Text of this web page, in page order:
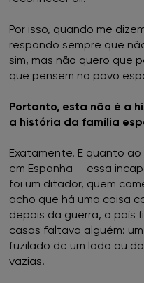
Por isso, quando me
respondo sempre que
sim, mas não quero que
que pensem no povo
Portanto, esta não é a
a história da família
Exatamente. E quanto
em Espanha — essa
foi um ditador, quem
acho que há uma coisa
depois da guerra, o país
casas faltava alguém:
fuzilado de um lado ou
vazias.